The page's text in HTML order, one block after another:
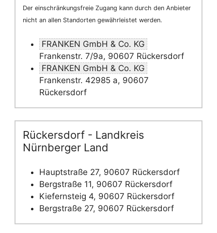
Der einschränkungsfreie Zugang kann durch den Anbieter
nicht an allen Standorten gewährleistet werden.
FRANKEN GmbH & Co. KG
Frankenstr. 7/9a, 90607 Rückersdorf
FRANKEN GmbH & Co. KG
Frankenstr. 42985 a, 90607
Rückersdorf
Rückersdorf - Landkreis
Nürnberger Land
Hauptstraße 27, 90607 Rückersdorf
Bergstraße 11, 90607 Rückersdorf
Kiefernsteig 4, 90607 Rückersdorf
Bergstraße 27, 90607 Rückersdorf